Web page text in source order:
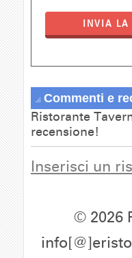
INVIA LA
Commenti e
Ristorante
recensione!
Inserisci un
© 2026